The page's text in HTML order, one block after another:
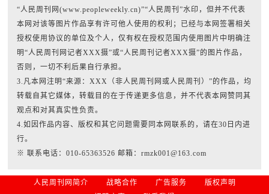
“人民周刊网(www.peopleweekly.cn)”“人民周刊”水印，但并不代表
本网对该等图片作品享有许可他人使用的权利；已经与本网签署相关
授权使用协议的单位及个人，仅有权在授权范围内使用图片中明确注
明“人民周刊网记者XXX摄”或“人民周刊记者XXX摄”的图片作品，
否则，一切不利后果自行承担。
3.凡本网注明“来源：XXX（非人民周刊网或人民周刊）”的作品，均
转载自其它媒体，转载目的在于传递更多信息，并不代表本网赞同其
观点和对其真实性负责。
4.如因作品内容、版权和其它问题需要同本网联系的，请在30日内进
行。
※ 联系电话：010-65363526 邮箱：rmzk001@163.com
人民周刊网简介 战略合作 广告服务
版权声明